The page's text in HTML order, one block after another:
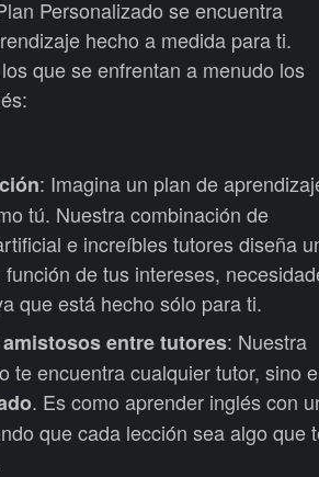
Personalizado se encuentra
hecho a medida para ti.
que se enfrentan a menudo los
: Imagina un plan de
tú. Nuestra combinación de
e increíbles tutores diseña
de tus intereses,
que está hecho sólo para ti.
entre tutores: Nuestra
te encuentra cualquier tutor, sino
. Es como aprender inglés con
que cada lección sea algo que